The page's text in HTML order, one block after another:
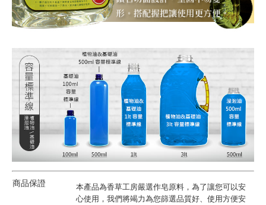
商品保證
本產品為香草工房嚴選作皂原料，為了讓您可以安
心使用，我們將竭力為您篩選品質好、使用方便安